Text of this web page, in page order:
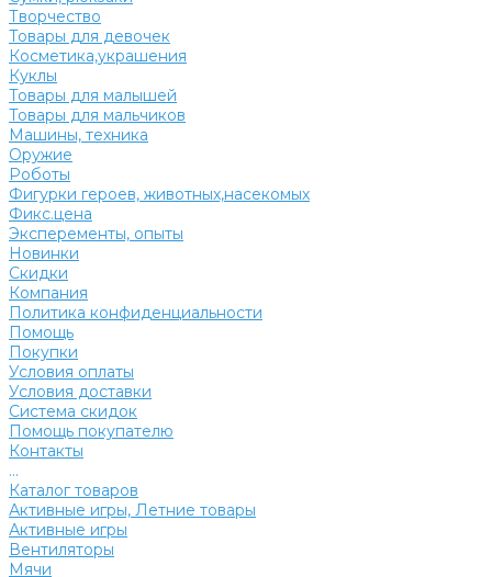
Творчество
Товары для девочек
Косметика,украшения
Куклы
Товары для малышей
Товары для мальчиков
Машины, техника
Оружие
Роботы
Фигурки героев, животных,насекомых
Фикс.цена
Эксперементы, опыты
Новинки
Скидки
Компания
Политика конфиденциальности
Помощь
Покупки
Условия оплаты
Условия доставки
Система скидок
Помощь покупателю
Контакты
...
Каталог товаров
Активные игры, Летние товары
Активные игры
Вентиляторы
Мячи